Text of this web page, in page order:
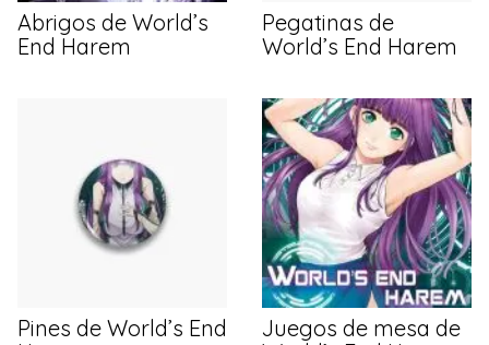
Abrigos de World’s
End Harem
Pegatinas de
World’s End Harem
Pines de World’s End
Juegos de mesa de